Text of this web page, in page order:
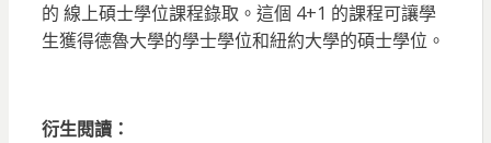
的 線上碩士學位課程錄取。這個 4+1 的課程可讓學
生獲得德魯大學的學士學位和紐約大學的碩士學位。
衍生閱讀：